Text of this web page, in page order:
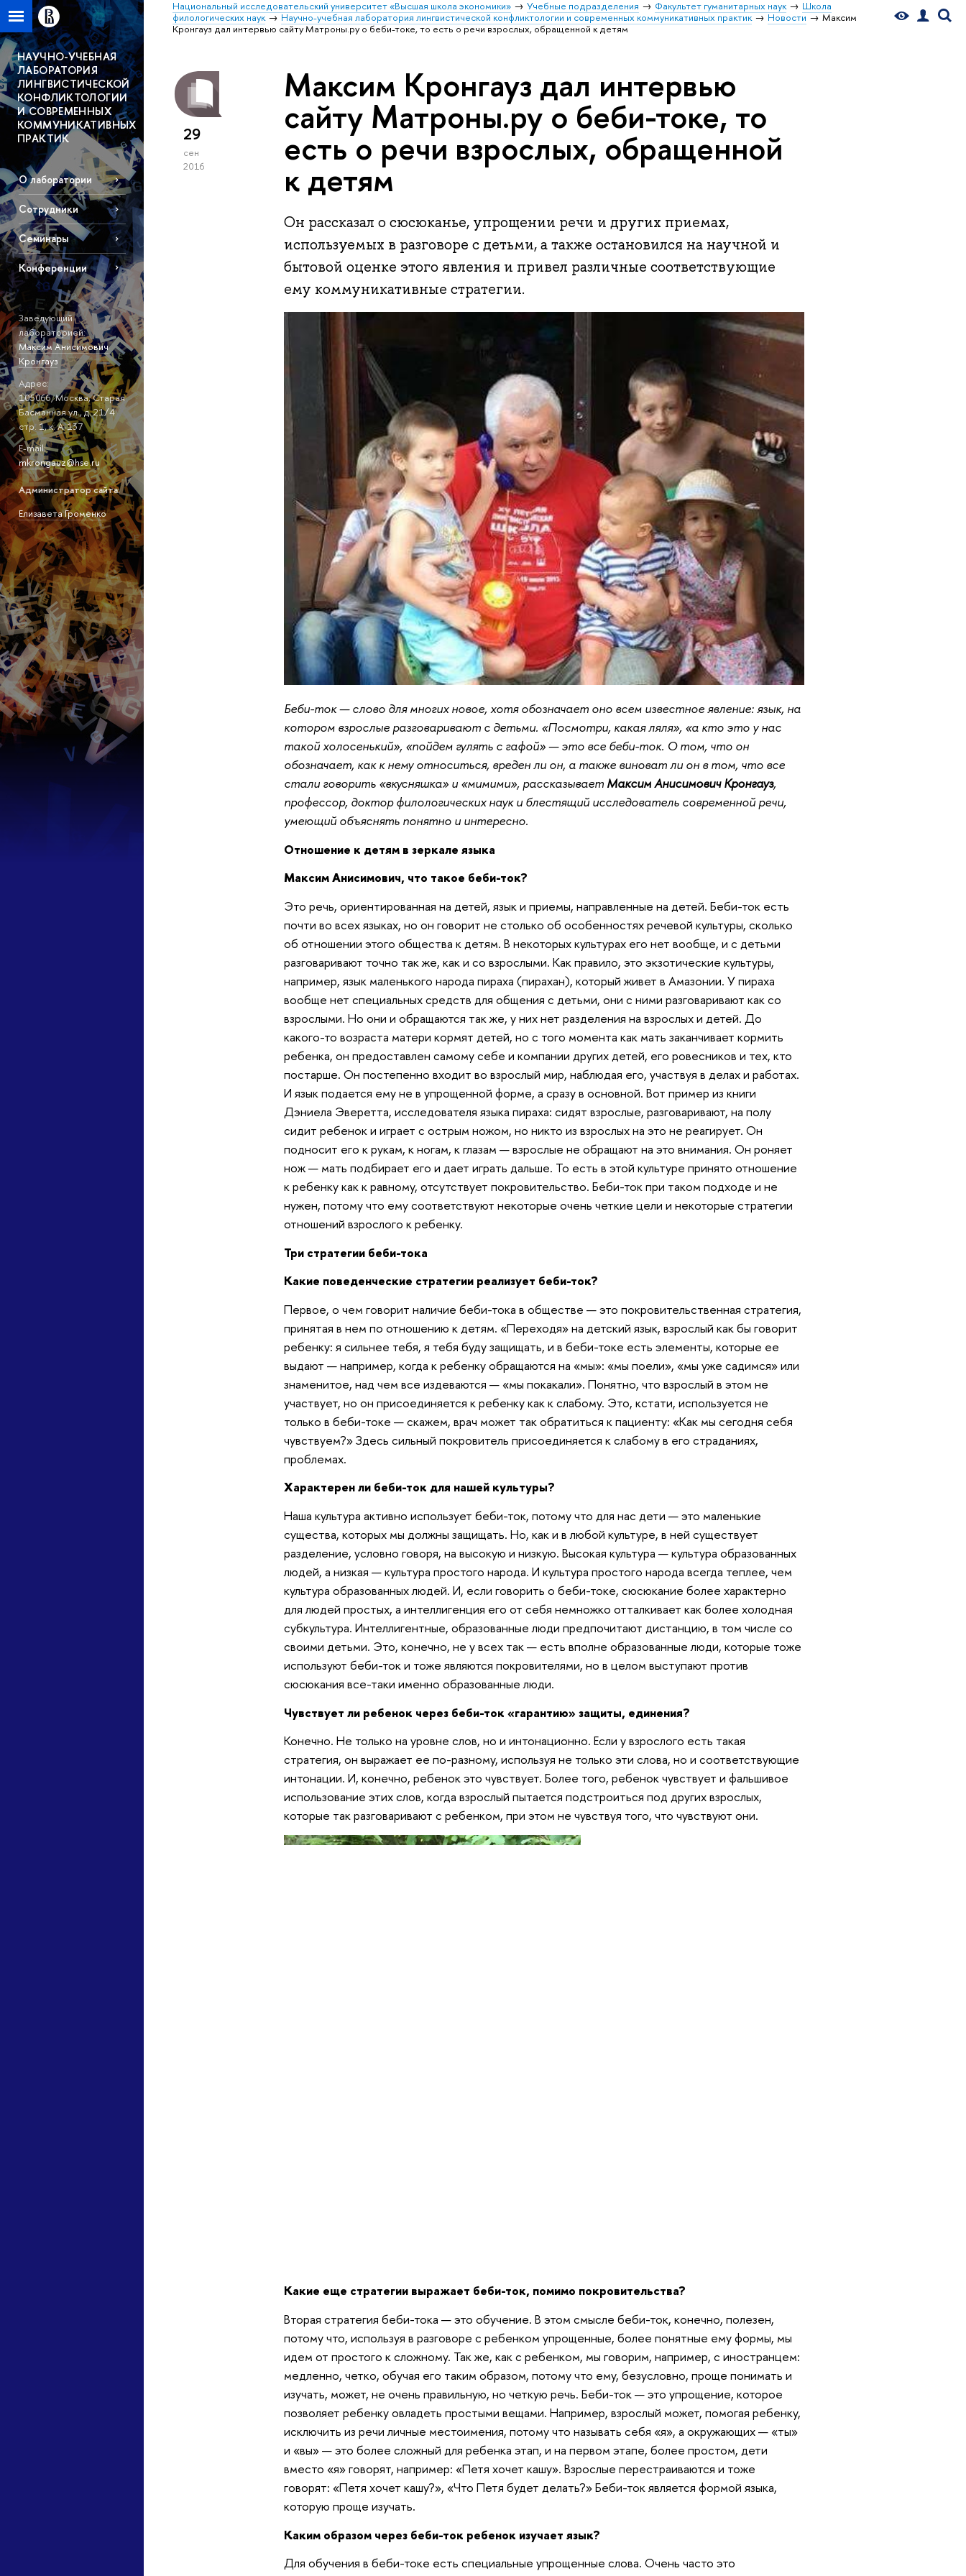
Национальный исследовательский университет «Высшая школа экономики» Учебные подразделения Факультет гуманитарных наук
Школа
филологических наук
Научно-учебная лаборатория лингвистической конфликтологии и современных коммуникативных практик Новости
Максим
Кронгауз дал интервью сайту Матроны.ру о беби-токе, то есть о речи взрослых, обращенной к детям
НАУЧНО-УЧЕБНАЯ
ЛАБОРАТОРИЯ
ЛИНГВИСТИЧЕСКОЙ
КОНФЛИКТОЛОГИИ
И СОВРЕМЕННЫХ
КОММУНИКАТИВНЫХ
ПРАКТИК
О лаборатории
Сотрудники
Семинары
Конференции
Заведующий
лабораторией:
Максим Анисимович
Кронгауз
Адрес:
105066, Москва, Старая
Басманная ул., д. 21/4
стр. 1, к. А-137
E-mail:
mkrongauz@hse.ru
Администратор сайта:
Елизавета Громенко
29
сен
2016
Максим Кронгауз дал интервью
сайту Матроны.ру о беби-токе, то
есть о речи взрослых, обращенной
к детям
Он рассказал о сюсюканье, упрощении речи и других приемах,
используемых в разговоре с детьми, а также остановился на научной и
бытовой оценке этого явления и привел различные соответствующие
ему коммуникативные стратегии.
Беби-ток — слово для многих новое, хотя обозначает оно всем известное явление: язык, на
котором взрослые разговаривают с детьми. «Посмотри, какая ляля», «а кто это у нас
такой холосенький», «пойдем гулять с гафой» — это все беби-ток. О том, что он
обозначает, как к нему относиться, вреден ли он, а также виноват ли он в том, что все
стали говорить «вкусняшка» и «мимими», рассказывает Максим Анисимович Кронгауз,
профессор, доктор филологических наук и блестящий исследователь современной речи,
умеющий объяснять понятно и интересно.
Отношение к детям в зеркале языка
Максим Анисимович, что такое беби-ток?
Это речь, ориентированная на детей, язык и приемы, направленные на детей. Беби-ток есть
почти во всех языках, но он говорит не столько об особенностях речевой культуры, сколько
об отношении этого общества к детям. В некоторых культурах его нет вообще, и с детьми
разговаривают точно так же, как и со взрослыми. Как правило, это экзотические культуры,
например, язык маленького народа пираха (пирахан), который живет в Амазонии. У пираха
вообще нет специальных средств для общения с детьми, они с ними разговаривают как со
взрослыми. Но они и обращаются так же, у них нет разделения на взрослых и детей. До
какого-то возраста матери кормят детей, но с того момента как мать заканчивает кормить
ребенка, он предоставлен самому себе и компании других детей, его ровесников и тех, кто
постарше. Он постепенно входит во взрослый мир, наблюдая его, участвуя в делах и работах.
И язык подается ему не в упрощенной форме, а сразу в основной. Вот пример из книги
Дэниела Эверетта, исследователя языка пираха: сидят взрослые, разговаривают, на полу
сидит ребенок и играет с острым ножом, но никто из взрослых на это не реагирует. Он
подносит его к рукам, к ногам, к глазам — взрослые не обращают на это внимания. Он роняет
нож — мать подбирает его и дает играть дальше. То есть в этой культуре принято отношение
к ребенку как к равному, отсутствует покровительство. Беби-ток при таком подходе и не
нужен, потому что ему соответствуют некоторые очень четкие цели и некоторые стратегии
отношений взрослого к ребенку.
Три стратегии беби-тока
Какие поведенческие стратегии реализует беби-ток?
Первое, о чем говорит наличие беби-тока в обществе — это покровительственная стратегия,
принятая в нем по отношению к детям. «Переходя» на детский язык, взрослый как бы говорит
ребенку: я сильнее тебя, я тебя буду защищать, и в беби-токе есть элементы, которые ее
выдают — например, когда к ребенку обращаются на «мы»: «мы поели», «мы уже садимся» или
знаменитое, над чем все издеваются — «мы покакали». Понятно, что взрослый в этом не
участвует, но он присоединяется к ребенку как к слабому. Это, кстати, используется не
только в беби-токе — скажем, врач может так обратиться к пациенту: «Как мы сегодня себя
чувствуем?» Здесь сильный покровитель присоединяется к слабому в его страданиях,
проблемах.
Характерен ли беби-ток для нашей культуры?
Наша культура активно использует беби-ток, потому что для нас дети — это маленькие
существа, которых мы должны защищать. Но, как и в любой культуре, в ней существует
разделение, условно говоря, на высокую и низкую. Высокая культура — культура образованных
людей, а низкая — культура простого народа. И культура простого народа всегда теплее, чем
культура образованных людей. И, если говорить о беби-токе, сюсюкание более характерно
для людей простых, а интеллигенция его от себя немножко отталкивает как более холодная
субкультура. Интеллигентные, образованные люди предпочитают дистанцию, в том числе со
своими детьми. Это, конечно, не у всех так — есть вполне образованные люди, которые тоже
используют беби-ток и тоже являются покровителями, но в целом выступают против
сюсюкания все-таки именно образованные люди.
Чувствует ли ребенок через беби-ток «гарантию» защиты, единения?
Конечно. Не только на уровне слов, но и интонационно. Если у взрослого есть такая
стратегия, он выражает ее по-разному, используя не только эти слова, но и соответствующие
интонации. И, конечно, ребенок это чувствует. Более того, ребенок чувствует и фальшивое
использование этих слов, когда взрослый пытается подстроиться под других взрослых,
которые так разговаривают с ребенком, при этом не чувствуя того, что чувствуют они.
Какие еще стратегии выражает беби-ток, помимо покровительства?
Вторая стратегия беби-тока — это обучение. В этом смысле беби-ток, конечно, полезен,
потому что, используя в разговоре с ребенком упрощенные, более понятные ему формы, мы
идем от простого к сложному. Так же, как с ребенком, мы говорим, например, с иностранцем:
медленно, четко, обучая его таким образом, потому что ему, безусловно, проще понимать и
изучать, может, не очень правильную, но четкую речь. Беби-ток — это упрощение, которое
позволяет ребенку овладеть простыми вещами. Например, взрослый может, помогая ребенку,
исключить из речи личные местоимения, потому что называть себя «я», а окружающих — «ты»
и «вы» — это более сложный для ребенка этап, и на первом этапе, более простом, дети
вместо «я» говорят, например: «Петя хочет кашу». Взрослые перестраиваются и тоже
говорят: «Петя хочет кашу?», «Что Петя будет делать?» Беби-ток является формой языка,
которую проще изучать.
Каким образом через беби-ток ребенок изучает язык?
Для обучения в беби-токе есть специальные упрощенные слова. Очень часто это